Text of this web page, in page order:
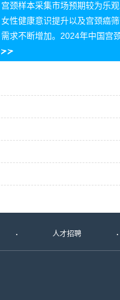
宫颈样本采集市场预期较为乐
女性健康意识提升以及宫颈癌
需求不断增加。2024年中国宫
人才招聘